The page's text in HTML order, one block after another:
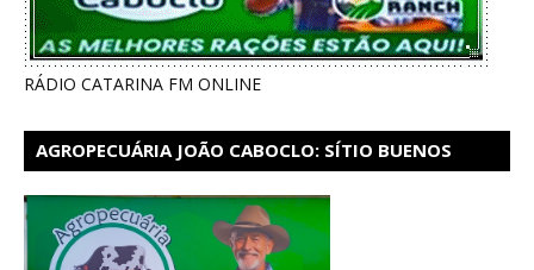
RÁDIO CATARINA FM ONLINE
AGROPECUÁRIA JOÃO CABOCLO: SÍTIO BUENOS